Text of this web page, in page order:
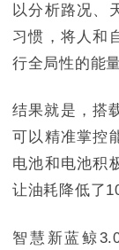
以分析路况、
习惯，将人和
行全局性的能
结果就是，搭
可以精准掌控
电池和电池积
让油耗降低了
智慧新蓝鲸